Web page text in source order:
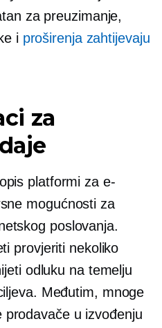
za preuzimanje,
i proširenja zahtijevaju
za
platformi za e-
mogućnosti za
poslovanja.
provjeriti nekoliko
odluku na temelju
Međutim, mnoge
prodavače u izvođenju